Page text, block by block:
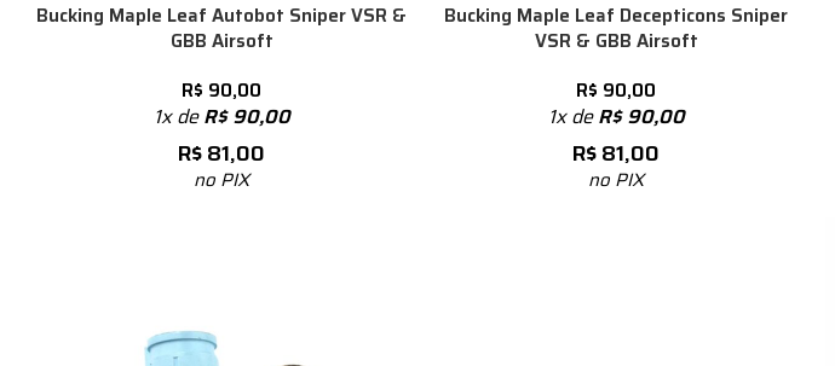
Bucking Maple Leaf Autobot Sniper VSR &
GBB Airsoft
R$ 90,00
1x deR$90,00
R$81,00
no PIX
Bucking Maple Leaf Decepticons Sniper
VSR & GBB Airsoft
R$ 90,00
1x deR$90,00
R$81,00
no PIX